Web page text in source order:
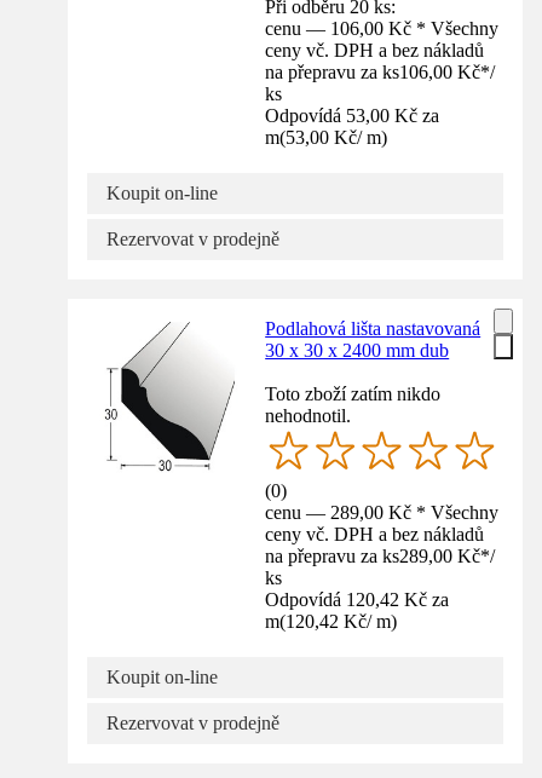
Při odběru 20 ks:
cenu — 106,00 Kč * Všechny
ceny vč. DPH a bez nákladů
na přepravu za ks106,00 Kč*/
ks
Odpovídá 53,00 Kč za
m(53,00 Kč/ m)
Koupit on-line
Rezervovat v prodejně
Podlahová lišta nastavovaná
30 x 30 x 2400 mm dub
Toto zboží zatím nikdo
nehodnotil.
(0)
cenu — 289,00 Kč * Všechny
ceny vč. DPH a bez nákladů
na přepravu za ks289,00 Kč*/
ks
Odpovídá 120,42 Kč za
m(120,42 Kč/ m)
Koupit on-line
Rezervovat v prodejně